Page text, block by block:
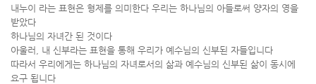
내누이 라는 표현은 형제를 의미한다 우리는 하나님의 아들로써 양자의 영을
받았다
하나님의 자녀간 된 것이다
아울러, 내 신부라는 표현을 통해 우리가 예수님의 신부된 자들입니다
따라서 우리에게는 하나님의 자녀로서의 삶과 예수님의 신부된 삶이 동시에
요구 됩니다